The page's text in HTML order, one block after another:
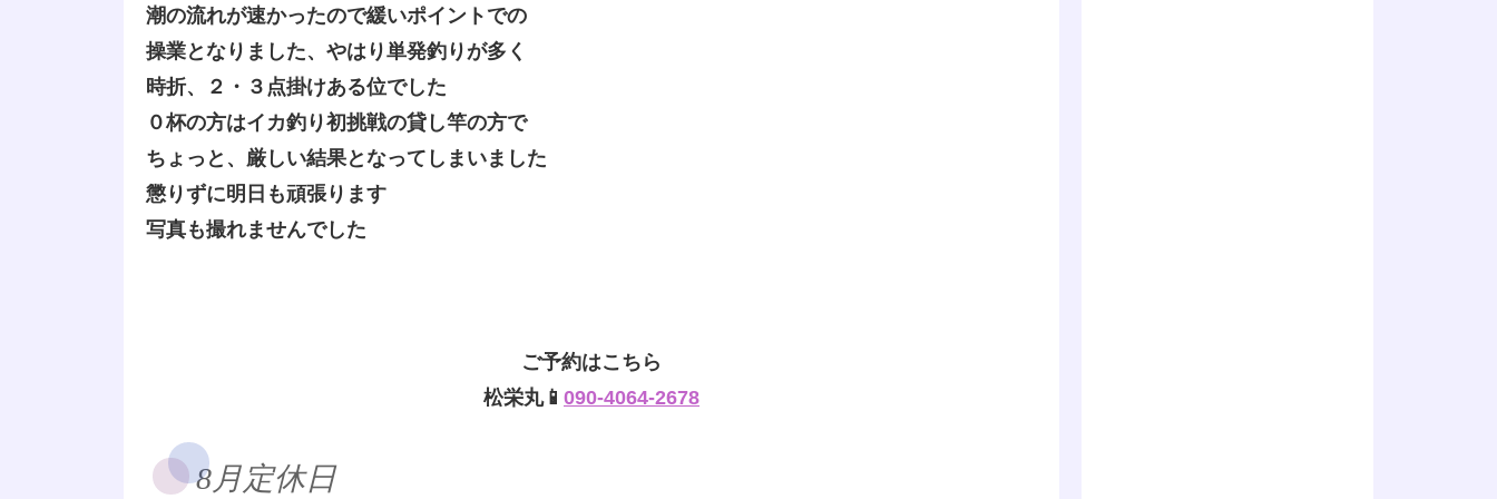
潮の流れが速かったので緩いポイントでの
操業となりました、やはり単発釣りが多く
時折、２・３点掛けある位でした
０杯の方はイカ釣り初挑戦の貸し竿の方で
ちょっと、厳しい結果となってしまいました
懲りずに明日も頑張ります
写真も撮れませんでした
ご予約はこちら
松栄丸📱 090-4064-2678
8月定休日